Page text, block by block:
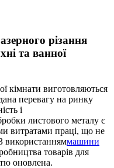
різання
та ванної
кімнати виготовляються
перевагу на ринку
і
листового металу є
витратами праці, що не
використанняммашини
товарів для
оновлена.